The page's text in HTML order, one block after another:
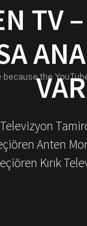
TV
Anten
Kırık